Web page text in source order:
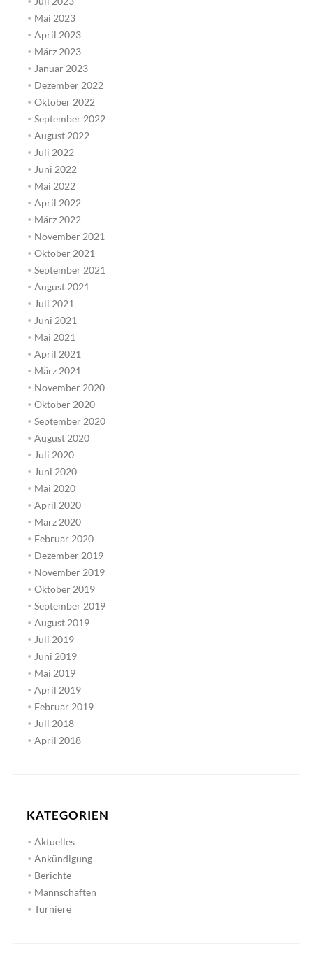
Mai 2023
April 2023
März 2023
Januar 2023
Dezember 2022
Oktober 2022
September 2022
August 2022
Juli 2022
Juni 2022
Mai 2022
April 2022
März 2022
November 2021
Oktober 2021
September 2021
August 2021
Juli 2021
Juni 2021
Mai 2021
April 2021
März 2021
November 2020
Oktober 2020
September 2020
August 2020
Juli 2020
Juni 2020
Mai 2020
April 2020
März 2020
Februar 2020
Dezember 2019
November 2019
Oktober 2019
September 2019
August 2019
Juli 2019
Juni 2019
Mai 2019
April 2019
Februar 2019
Juli 2018
April 2018
KATEGORIEN
Aktuelles
Ankündigung
Berichte
Mannschaften
Turniere